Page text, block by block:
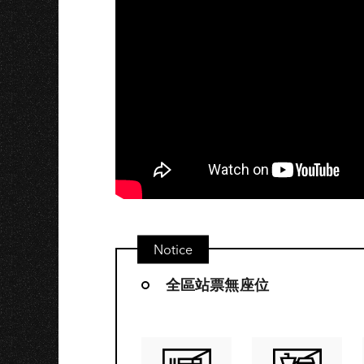
Notice
全區站票無座位